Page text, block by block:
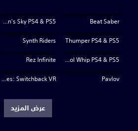
Beat Saber
No Man's Sky PS4 & PS5
Thumper PS4 & PS5
Synth Riders
Pistol Whip PS4 & PS5
Rez Infinite
Pavlov
The Dark Pictures: Switchback VR
عرض المزيد